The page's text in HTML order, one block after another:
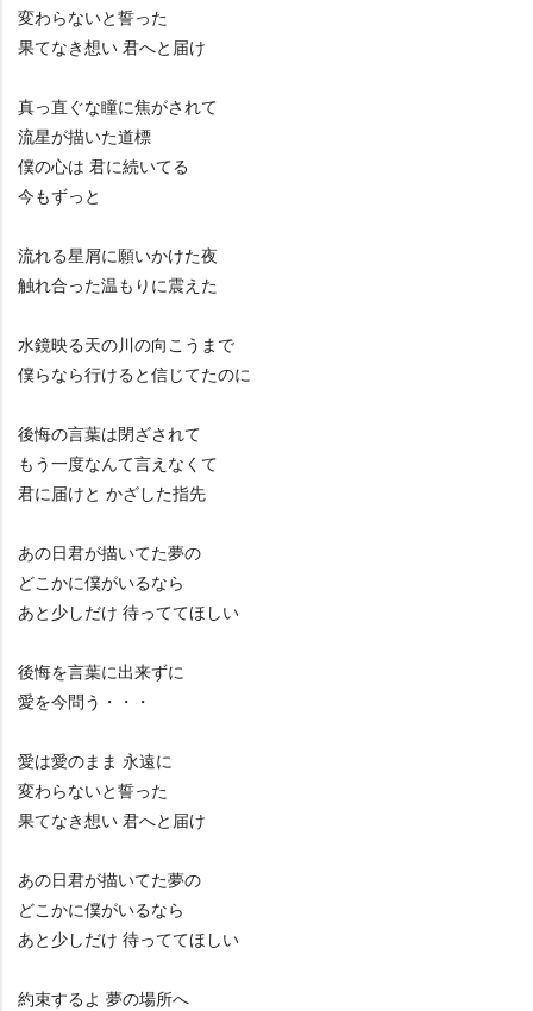
変わらないと誓った
果てなき想い 君へと届け
真っ直ぐな瞳に焦がされて
流星が描いた道標
僕の心は 君に続いてる
今もずっと
流れる星屑に願いかけた夜
触れ合った温もりに震えた
水鏡映る天の川の向こうまで
僕らなら行けると信じてたのに
後悔の言葉は閉ざされて
もう一度なんて言えなくて
君に届けと かざした指先
あの日君が描いてた夢の
どこかに僕がいるなら
あと少しだけ 待っててほしい
後悔を言葉に出来ずに
愛を今問う・・・
愛は愛のまま 永遠に
変わらないと誓った
果てなき想い 君へと届け
あの日君が描いてた夢の
どこかに僕がいるなら
あと少しだけ 待っててほしい
約束するよ 夢の場所へ